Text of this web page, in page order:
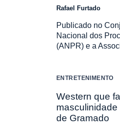
Rafael Furtado
Publicado no
Nacional dos
(ANPR) e a
ENTRETENIMENTO
Western que
de Gramado